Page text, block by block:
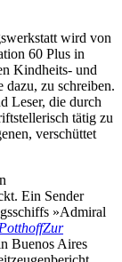
wird von
60 Plus in
Kindheits- und
dazu, zu schreiben.
Leser, die durch
tätig zu
verschüttet
Ein Sender
»Admiral
Zur
Buenos Aires